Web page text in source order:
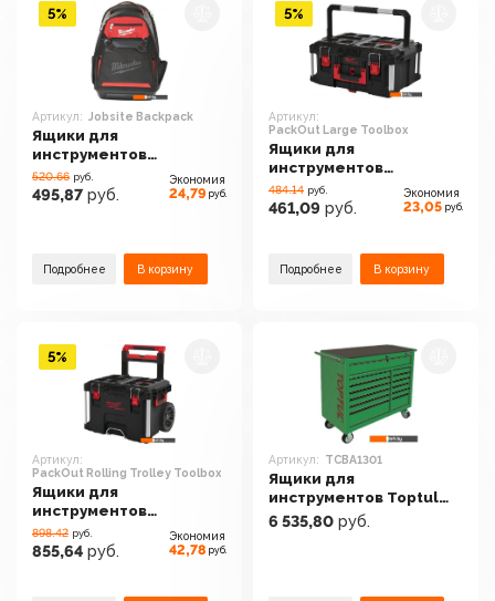
Артикул: Jobsite Backpack
Ящики для
инструментов
Milwaukee Jobsite
Backpack
520.66 руб.
495,87 руб.
Экономия
24,79 руб.
Подробнее В корзину
5%
Артикул:
PackOut Large Toolbox
Ящики для
инструментов
Milwaukee PackOut
Large Toolbox
484.14 руб.
461,09 руб.
Экономия
23,05 руб.
Подробнее В корзину
5%
Артикул:
PackOut Rolling Trolley Toolbox
Ящики для
инструментов
Milwaukee PackOut
Rolling Trolley Toolbox
898.42 руб.
855,64 руб.
Экономия
42,78 руб.
5%
Артикул: TCBA1301
Ящики для
инструментов Toptul
TCBA1301
6 535,80 руб.